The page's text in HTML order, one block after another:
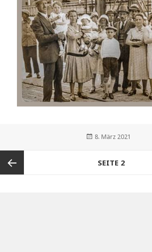
Veröffentlicht
8. März 2021
Beitrags-
Navigation
SEITE 2